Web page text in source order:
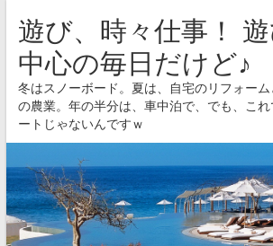
遊び、時々仕事！
中心の毎日だけど♪
冬はスノーボード。夏は、自宅のリフォーム
の農業。年の半分は、車中泊で、でも、これ
ートじゃないんですｗ